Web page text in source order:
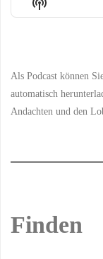
Podcast
Als Podcast können
automatisch
Andachten und den
Finden